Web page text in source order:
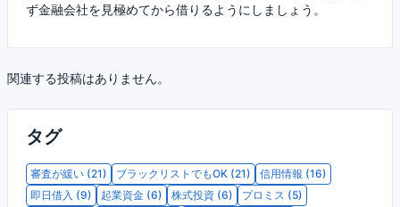
ず金融会社を見極めてから借りるようにしましょう。
関連する投稿はありません。
タグ
審査が緩い (21) ブラックリストでもOK (21)
信用情報 (16)
即日借入 (9)
起業資金 (6) 株式投資 (6)
プロミス (5)